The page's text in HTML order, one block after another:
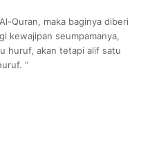
Quran, maka baginya diberi
kewajipan seumpamanya,
huruf, akan tetapi alif satu
”